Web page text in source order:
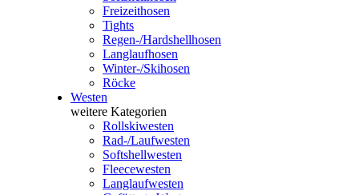
Freizeithosen
Tights
Regen-/Hardshellhosen
Langlaufhosen
Winter-/Skihosen
Röcke
Westen
weitere Kategorien
Rollskiwesten
Rad-/Laufwesten
Softshellwesten
Fleecewesten
Langlaufwesten